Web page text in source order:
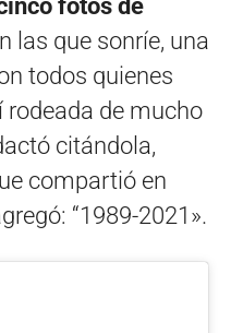
fotos de
las que sonríe, una
todos quienes
rodeada de mucho
citándola,
compartió en
“1989-2021».